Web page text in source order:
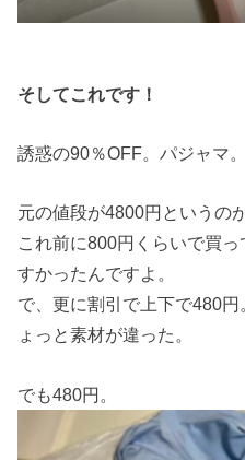
そしてこれです！
誘惑の90％OFF。パジャマ。
元の値段が4800円というの
これ前に800円くらいで買
すかったんですよ。
で、更に割引で上下で480
ょっと素材が違った。
でも480円。